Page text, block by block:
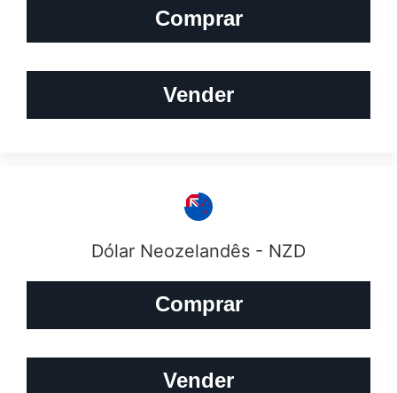
Comprar
Vender
Dólar Neozelandês - NZD
Comprar
Vender